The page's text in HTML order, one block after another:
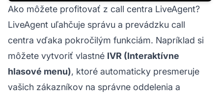
Ako môžete profitovať z call centra LiveAgent?
LiveAgent uľahčuje správu a prevádzku call
centra vďaka pokročilým funkciám. Napríklad si
môžete vytvoriť vlastné IVR (Interaktívne
hlasové menu), ktoré automaticky presmeruje
vašich zákazníkov na správne oddelenia a